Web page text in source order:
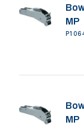
MP
MP